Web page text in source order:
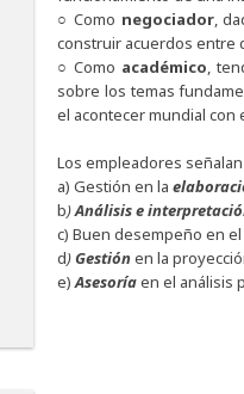
○ Como negociador,
construir acuerdos entre
○ Como académico ,
sobre los temas
el acontecer mundial con
Los empleadores
a) Gestión en la
b)Análisis e
c) Buen desempeño en el
d)Gestiónen la
e) Asesoríaen el análisis